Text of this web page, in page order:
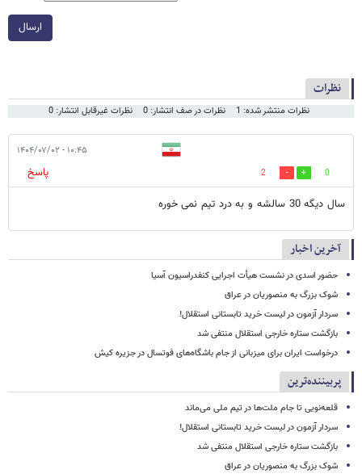
ارسال
نظرات
نظرات منتشر شده: 1 نظرات در صف انتشار: 0 نظرات غیرقابل انتشار: 0
۱۰:۴۵ - ۱۴۰۴/۰۷/۰۲
0
2
پاسخ
سال دیگه 30 سالشه و به درد تیم نمی خوره
آخرین اخبار
حضور اسدی در نشست هیأت اجرایی کنفدراسیون آسیا
شوک بزرگ به منصوریان در عراق
سردار آزمون در لیست خرید تابستانی استقلال!
بازگشت ستاره خارجی استقلال منتفی شد
درخواست ایران برای میزبانی از جام باشگاه‌های فوتسال در جزیره کیش
پربیننده‌ترین
قلعه‌نویی تا جام ملت‌ها در تیم ملی می‌ماند
سردار آزمون در لیست خرید تابستانی استقلال!
بازگشت ستاره خارجی استقلال منتفی شد
شوک بزرگ به منصوریان در عراق